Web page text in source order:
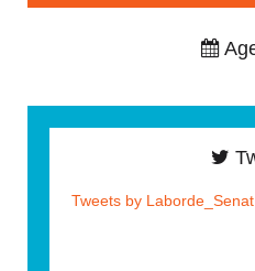
Tweets by Laborde_Senat